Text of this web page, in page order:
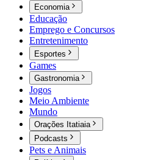
Economia
Educação
Emprego e Concursos
Entretenimento
Esportes
Games
Gastronomia
Jogos
Meio Ambiente
Mundo
Orações Itatiaia
Podcasts
Pets e Animais